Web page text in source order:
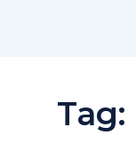
Tag: